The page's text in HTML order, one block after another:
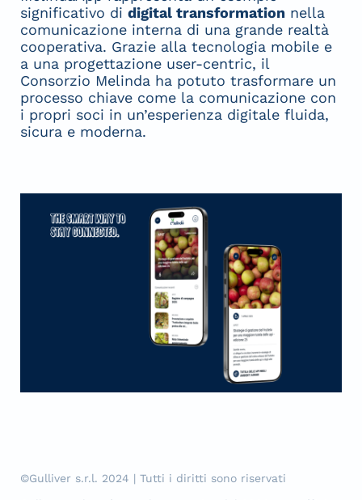
significativo di digital transformation nella
comunicazione interna di una grande realtà
cooperativa. Grazie alla tecnologia mobile e
a una progettazione user-centric, il
Consorzio Melinda ha potuto trasformare un
processo chiave come la comunicazione con
i propri soci in un’esperienza digitale fluida,
sicura e moderna.
©Gulliver s.r.l. 2024 | Tutti i diritti sono riservati